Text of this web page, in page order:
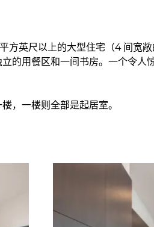
方英尺以上的大型住宅（4 间宽
的用餐区和一间书房。一个令人
，一楼则全部是起居室。